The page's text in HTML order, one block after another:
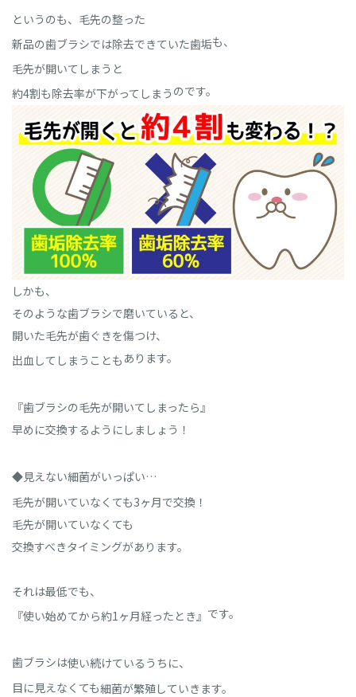
というのも、毛先の整った
新品の歯ブラシでは除去できていた歯垢も、
毛先が開いてしまうと
約4割も除去率が下がってしまう のです。
しかも、
そのような歯ブラシで磨いていると、
開いた毛先が歯ぐきを傷つけ、
出血してしまうことも あります。
『歯ブラシの毛先が開いてしまったら』
早めに交換するようにしましょう！
◆見えない細菌がいっぱい…
毛先が開いていなくても3ヶ月で交換！
毛先が開いていなくても
交換すべきタイミングがあります。
それは最低でも、
『使い始めてから約1ヶ月経ったとき』 です。
歯ブラシは使い続けているうちに、
目に見えなくても細菌が繁殖していきます。